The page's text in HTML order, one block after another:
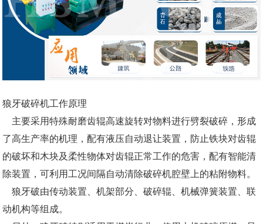
狼牙破碎机工作原理
主要采用特殊耐磨齿辊高速旋转对物料进行劈裂破碎，形成
了高生产率的机理，配有液压自动退让装置，防止铁块对齿辊
的破坏和木块及柔性物体对齿辊正常工作的危害，配有智能清
除装置，可利用工况间隔自动清除破碎机腔壁上的粘附物料。
狼牙破由传动装置、机架部分、破碎辊、机械弹簧装置、联
动机构等组成。